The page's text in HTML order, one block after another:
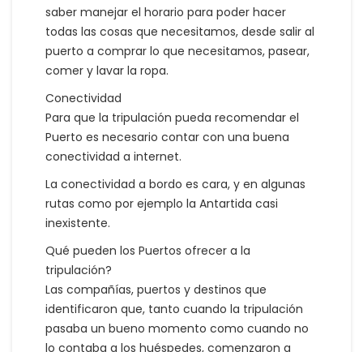
saber manejar el horario para poder hacer
todas las cosas que necesitamos, desde salir al
puerto a comprar lo que necesitamos, pasear,
comer y lavar la ropa.
Conectividad
Para que la tripulación pueda recomendar el
Puerto es necesario contar con una buena
conectividad a internet.
La conectividad a bordo es cara, y en algunas
rutas como por ejemplo la Antartida casi
inexistente.
Qué pueden los Puertos ofrecer a la
tripulación?
Las compañías, puertos y destinos que
identificaron que, tanto cuando la tripulación
pasaba un bueno momento como cuando no
lo contaba a los huéspedes, comenzaron a